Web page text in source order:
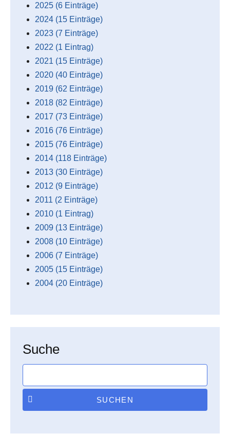
2025 (6 Einträge)
2024 (15 Einträge)
2023 (7 Einträge)
2022 (1 Eintrag)
2021 (15 Einträge)
2020 (40 Einträge)
2019 (62 Einträge)
2018 (82 Einträge)
2017 (73 Einträge)
2016 (76 Einträge)
2015 (76 Einträge)
2014 (118 Einträge)
2013 (30 Einträge)
2012 (9 Einträge)
2011 (2 Einträge)
2010 (1 Eintrag)
2009 (13 Einträge)
2008 (10 Einträge)
2006 (7 Einträge)
2005 (15 Einträge)
2004 (20 Einträge)
Suche
SUCHEN